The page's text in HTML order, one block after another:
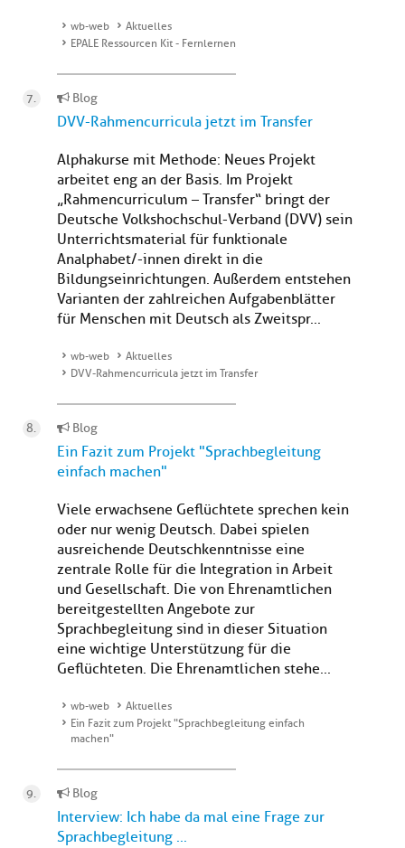
wb-web
Aktuelles
EPALE Ressourcen Kit - Fernlernen
Blog
DVV-Rahmencurricula jetzt im Transfer
Alphakurse mit Methode: Neues Projekt
arbeitet eng an der Basis. Im Projekt
„Rahmencurriculum – Transfer“ bringt der
Deutsche Volkshochschul-Verband (DVV) sein
Unterrichtsmaterial für funktionale
Analphabet/-innen direkt in die
Bildungseinrichtungen. Außerdem entstehen
Varianten der zahlreichen Aufgabenblätter
für Menschen mit Deutsch als Zweitspr...
wb-web
Aktuelles
DVV-Rahmencurricula jetzt im Transfer
Blog
Ein Fazit zum Projekt "Sprachbegleitung
einfach machen"
Viele erwachsene Geflüchtete sprechen kein
oder nur wenig Deutsch. Dabei spielen
ausreichende Deutschkenntnisse eine
zentrale Rolle für die Integration in Arbeit
und Gesellschaft. Die von Ehrenamtlichen
bereitgestellten Angebote zur
Sprachbegleitung sind in dieser Situation
eine wichtige Unterstützung für die
Geflüchteten. Die Ehrenamtlichen stehe...
wb-web
Aktuelles
Ein Fazit zum Projekt "Sprachbegleitung einfach
machen"
Blog
Interview: Ich habe da mal eine Frage zur
Sprachbegleitung ...